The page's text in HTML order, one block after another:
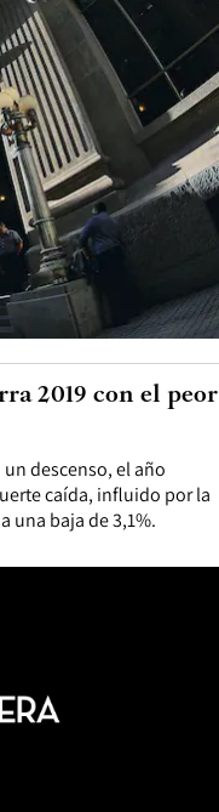
descenso, el año
caída, influido por la
una baja de 3,1%.
2019 con el peor